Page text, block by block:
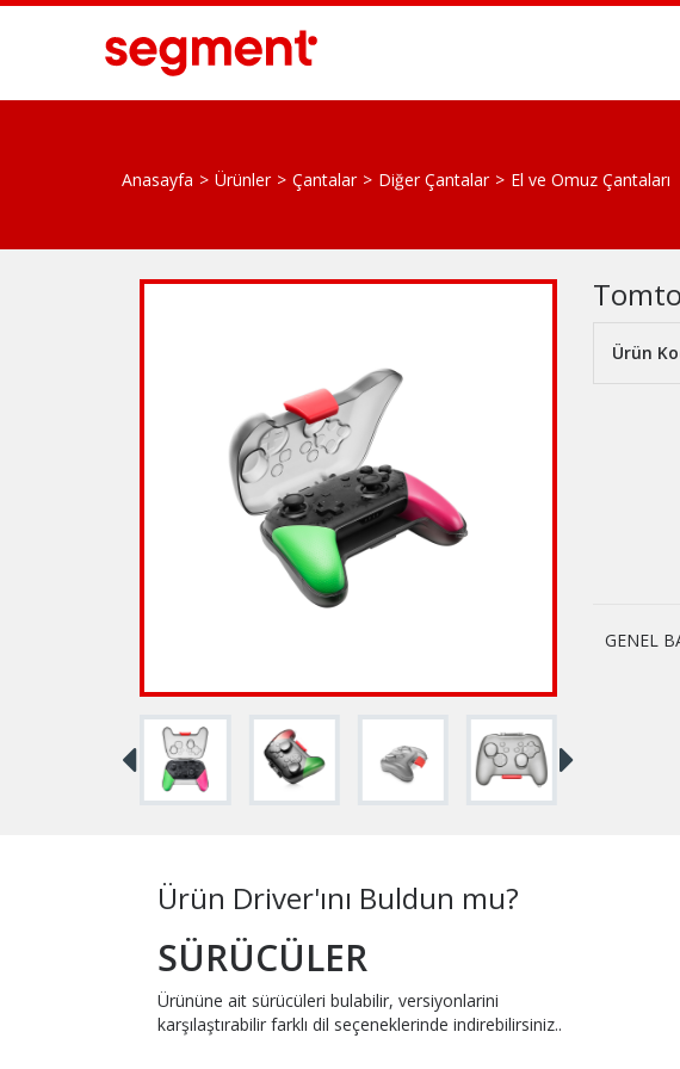
Anasayfa Ürünler Çantalar Diğer Çantalar El ve Omuz Çantaları
Ürün
GENEL
Ürün Driver'ını Buldun mu?
SÜRÜCÜLER
Ürününe ait sürücüleri bulabilir, versiyonlarini
karşılaştırabilir farklı dil seçeneklerinde indirebilirsiniz..